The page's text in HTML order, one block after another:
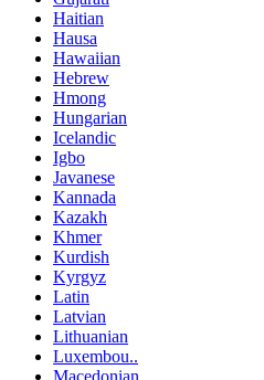
Haitian
Hausa
Hawaiian
Hebrew
Hmong
Hungarian
Icelandic
Igbo
Javanese
Kannada
Kazakh
Khmer
Kurdish
Kyrgyz
Latin
Latvian
Lithuanian
Luxembou..
Macedonian